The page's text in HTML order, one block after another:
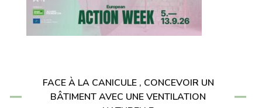
FACE À LA CANICULE , CONCEVOIR UN
BÂTIMENT AVEC UNE VENTILATION